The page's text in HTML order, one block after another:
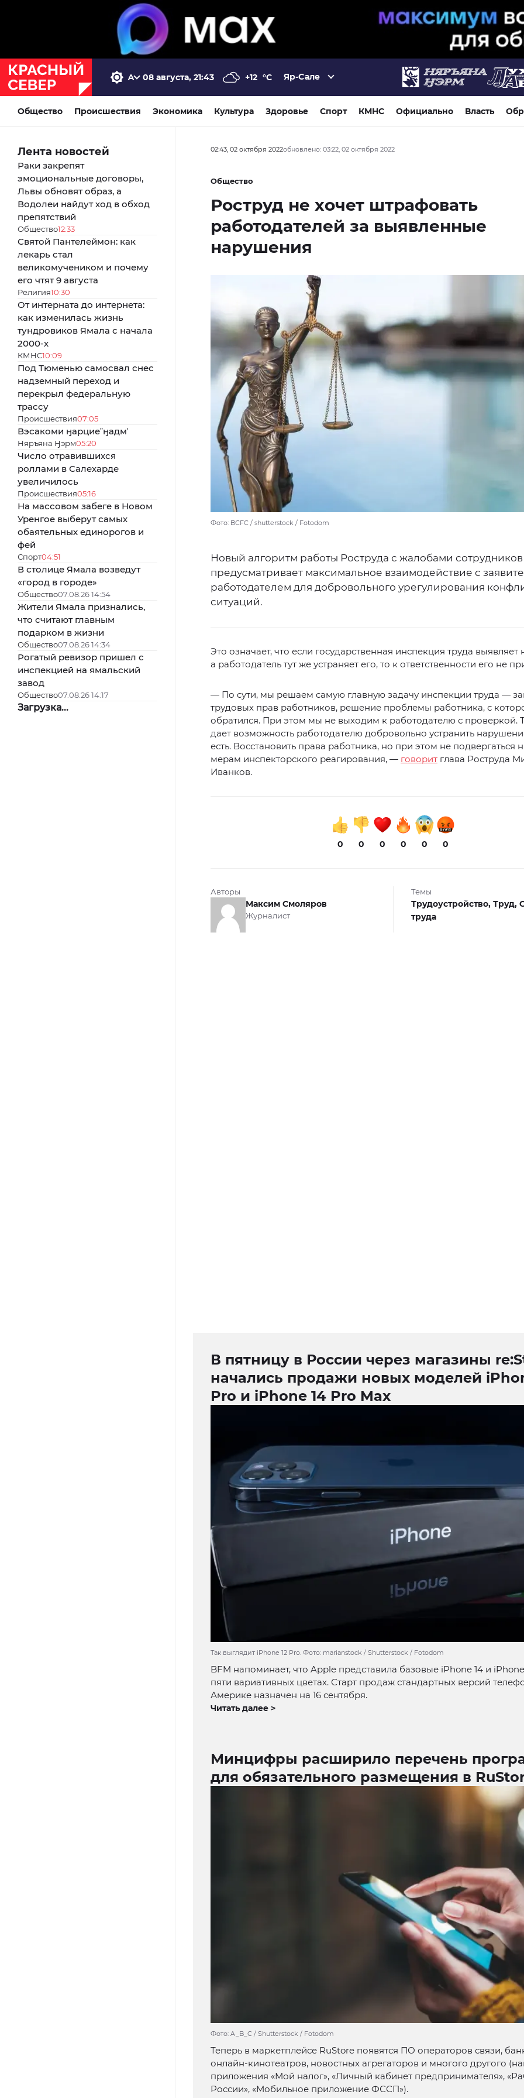
08 августа, 21:43 +12 °C Яр-Сале
Общество Происшествия Экономика Культура Здоровье Спорт КМНС Официально Власть
Лента новостей
Раки закрепят
эмоциональные договоры,
Львы обновят образ, а
Водолеи найдут ход в обход
препятствий
Общество12:33
Святой Пантелеймон: как
лекарь стал
великомучеником и почему
его чтят 9 августа
Религия10:30
От интерната до интернета:
как изменилась жизнь
тундровиков Ямала с начала
2000-х
КМНС10:09
Под Тюменью самосвал снес
надземный переход и
перекрыл федеральную
трассу
Происшествия07:05
Вэсакоми ӈарциеˮӈадмʼ
Няръяна Ӈэрм05:20
Число отравившихся
роллами в Салехарде
увеличилось
Происшествия05:16
На массовом забеге в Новом
Уренгое выберут самых
обаятельных единорогов и
фей
Спорт04:51
В столице Ямала возведут
«город в городе»
Общество07.08.26 14:54
Жители Ямала признались,
что считают главным
подарком в жизни
Общество07.08.26 14:34
Рогатый ревизор пришел с
инспекцией на ямальский
завод
Общество07.08.26 14:17
Загрузка...
02:43, 02 октября 2022обновлено: 03:22, 02 октября 2022
Общество
Роструд не хочет штрафовать
работодателей за выявленные
нарушения
Фото: BCFC / shutterstock / Fotodom
Новый алгоритм работы Роструда с жалобами сотрудников
предусматривает максимальное взаимодействие с
работодателем для добровольного урегулирования
ситуаций.
Это означает, что если государственная инспекция труда
а работодатель тут же устраняет его, то к ответственности его не
— По сути, мы решаем самую главную задачу инспекции труда —
трудовых прав работников, решение проблемы работника, с
обратился. При этом мы не выходим к работодателю с проверкой.
дает возможность работодателю добровольно устранить
есть. Восстановить права работника, но при этом не подвергаться
мерам инспекторского реагирования, — говорит глава Роструда
Иванков.
0 0 0 0 0 0
Авторы
Максим Смоляров
Журналист
Темы
Трудоустройство, Труд,
труда
В пятницу в России через магазины
начались продажи новых моделей
Pro и iPhone 14 Pro Max
Так выглядит iPhone 12 Pro. Фото: marianstock / Shutterstock / Fotodom
BFM напоминает, что Apple представила базовые iPhone 14 и
пяти вариативных цветах. Старт продаж стандартных версий
Америке назначен на 16 сентября.
Читать далее >
Минцифры расширило перечень
для обязательного размещения в
Фото: A_B_C / Shutterstock / Fotodom
Теперь в маркетплейсе RuStore появятся ПО операторов связи,
онлайн-кинотеатров, новостных агрегаторов и многого другого
приложения «Мой налог», «Личный кабинет предпринимателя»,
России», «Мобильное приложение ФССП»).